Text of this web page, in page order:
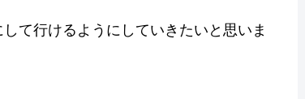
て行けるようにしていきたいと思いま